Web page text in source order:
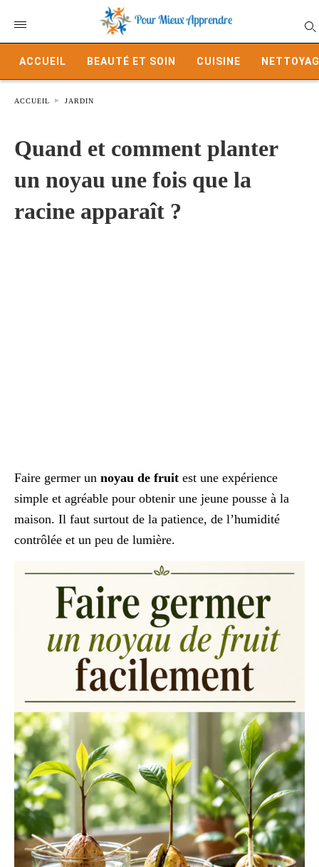
ACCUEIL BEAUTÉ ET SOIN CUISINE
ACCUEIL JARDIN
Quand et comment planter
un noyau une fois que la
racine apparaît ?
Faire germer un noyau de fruit est une expérience
simple et agréable pour obtenir une jeune pousse à la
maison. Il faut surtout de la patience, de l’humidité
contrôlée et un peu de lumière.